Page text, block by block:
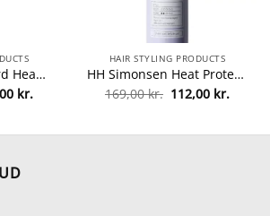
TIGI Bed Head Hard Head 385 ml fra TIGI
kr..
kr.Den
115,00 kr..
HAIR STYLING PRODUCTS
HH Simonsen Heat Protection Spray 145 ml fra HH Simonsen
169,00kr. Den
oprindelige
169,00 kr..
112,00 kr.Den